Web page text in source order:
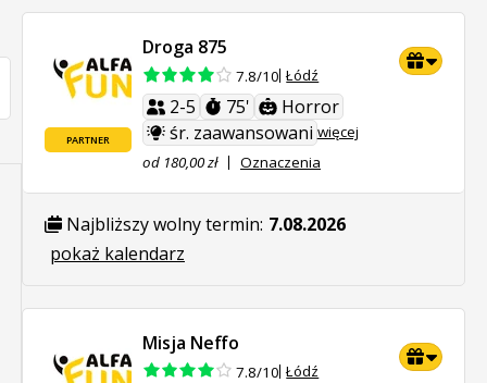
PARTNER
Droga 875
7.8/10 Łódź
2-5 75'
Horror
śr. zaawansowani więcej
od 180,00 zł
Oznaczenia
Najbliższy wolny termin: 7.08.2026
pokaż kalendarz
Misja Neffo
7.8/10 Łódź